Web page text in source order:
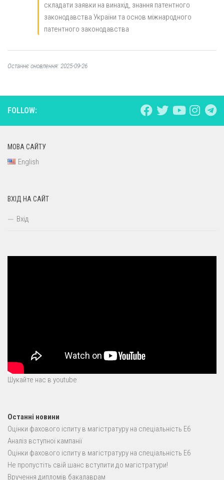
складати заявки на винахід, знання патентного
законодавства України та основ міжнародного
патентного законодавства
Останнє оновлення: 2025-09-26
FOLLOW:
МОВА САЙТУ
English
ВХІД НА САЙТ
Вхід
Шукайте нас в youtube
Останні новини
Оцінки фахового іспиту в магістратуру на спеціальність E6
Аналіз вступної кампанії
Оцінки фахового іспиту в магістратуру на спеціальність E6
Не пропустіть свій шанс вступити до магістратури!
Вручення дипломів бакалаврам